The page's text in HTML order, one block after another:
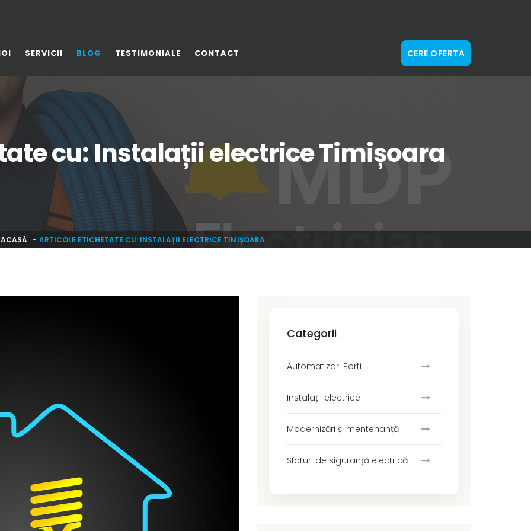
SERVICII BLOG TESTIMONIALE CONTACT CERE OFERTA
cu: Instalații electrice Timișoara
ACASĂ ARTICOLE ETICHETATE CU: INSTALAȚII ELECTRICE TIMIȘOARA
Categorii
Automatizari Porti
Instalații electrice
Modernizări și mentenanță
Sfaturi de siguranță electrică